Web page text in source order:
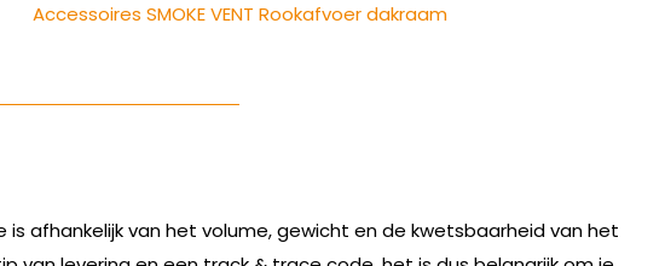
Accessoires SMOKE VENT Rookafvoer dakraam
afhankelijk van het volume, gewicht en de kwetsbaarheid van het